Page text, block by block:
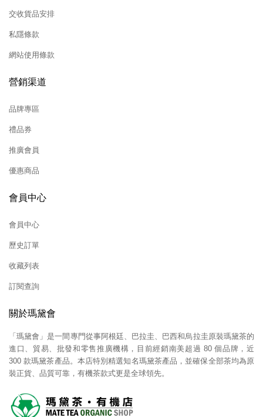
交收貨品安排
私隱條款
網站使用條款
營銷渠道
品牌專區
禮品券
推廣會員
優惠商品
會員中心
會員中心
歷史訂單
收藏列表
訂閱查詢
關於瑪黛會
「瑪黛會」是一間專門從事阿根廷、巴拉圭、巴西和烏拉圭原裝瑪黛茶的
進口、貿易、批發和零售推廣機構，目前經銷南美超過 80 個品牌，近
300 款瑪黛茶產品。本店特別精選知名瑪黛茶產品，並確保全部茶均為原
裝正貨、品質可靠，有機茶款式更是全球領先。